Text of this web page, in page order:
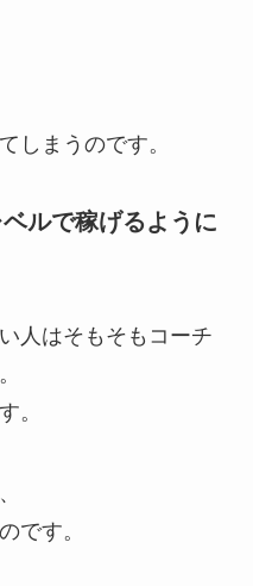
しまうのです。
ルで稼げるように
人はそもそもコーチ
。
です。